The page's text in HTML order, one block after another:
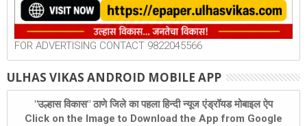
FOR ADVERTISING CONTACT 9822045566
ULHAS VIKAS ANDROID MOBILE APP
"उल्हास विकास" ठाणे जिले का पहला हिन्दी न्यूज एंड्रॉयड मोबाइल ऐप
Click on the Image to Download the App from Google